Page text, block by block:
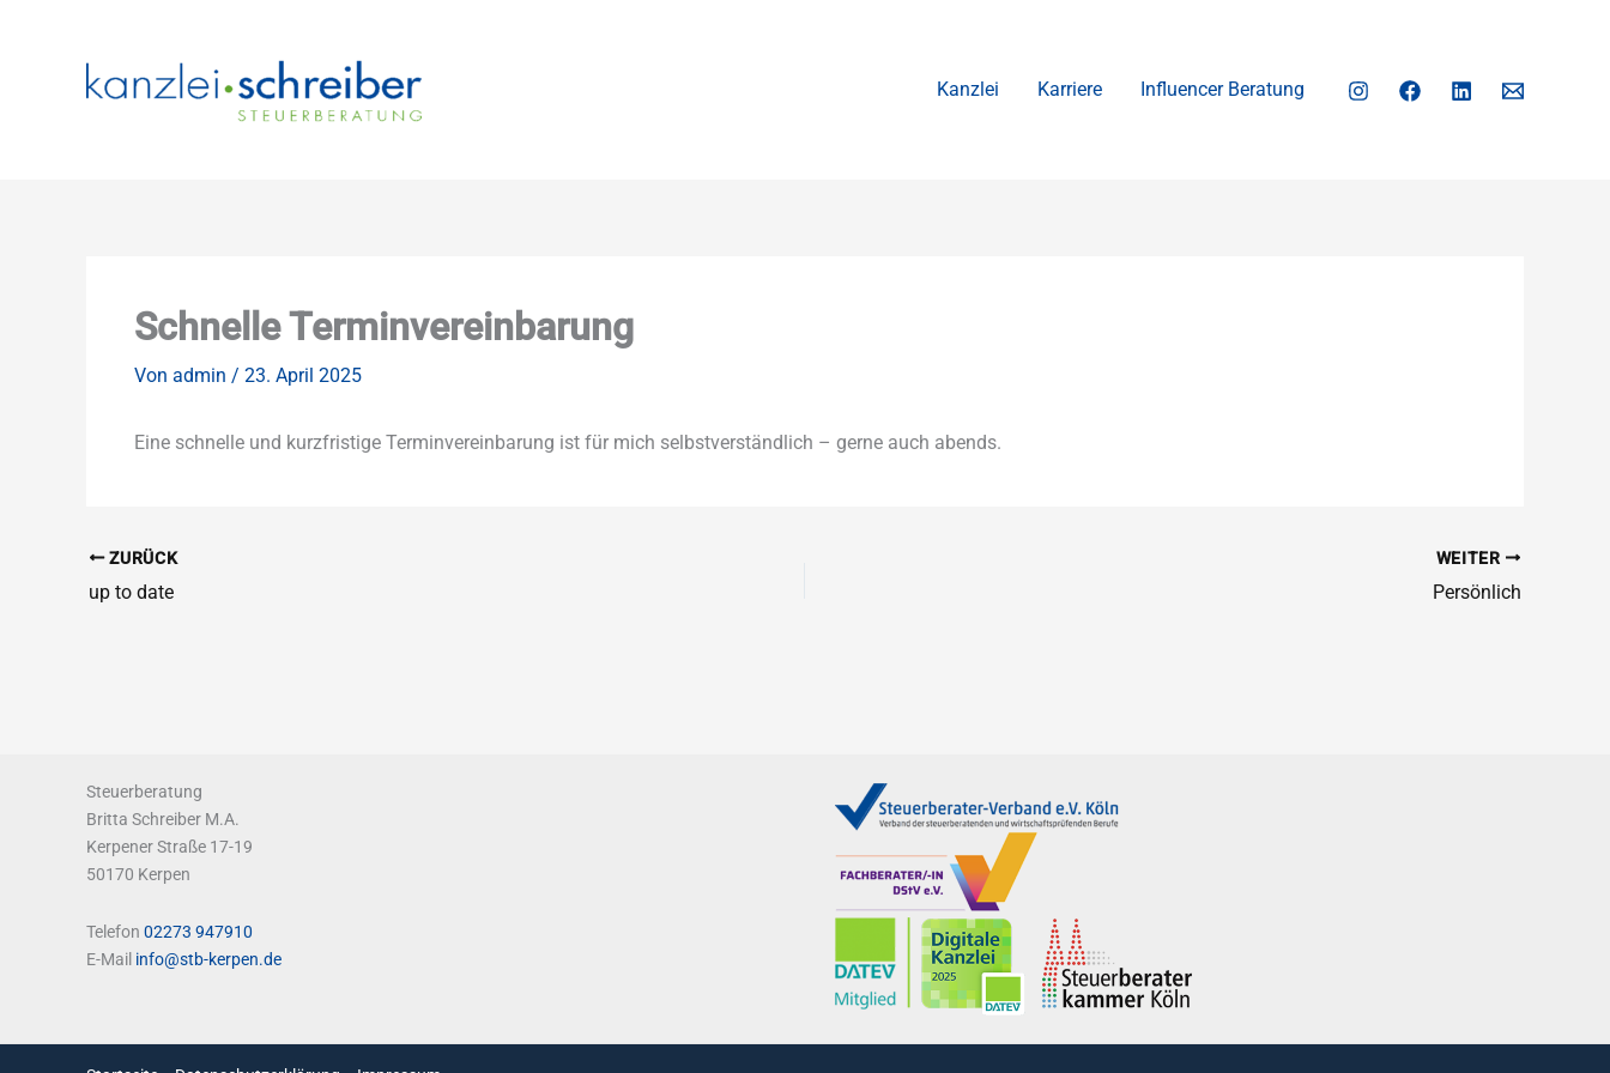
Kanzlei Karriere Influencer Beratung
Schnelle Terminvereinbarung
Von admin / 23. April 2025
Eine schnelle und kurzfristige Terminvereinbarung ist für mich selbstverständlich – gerne auch abends.
ZURÜCK
up to date
WEITER
Persönlich
Steuerberatung
Britta Schreiber M.A.
Kerpener Straße 17-19
50170 Kerpen
Telefon 02273 947910
E-Mail info@stb-kerpen.de